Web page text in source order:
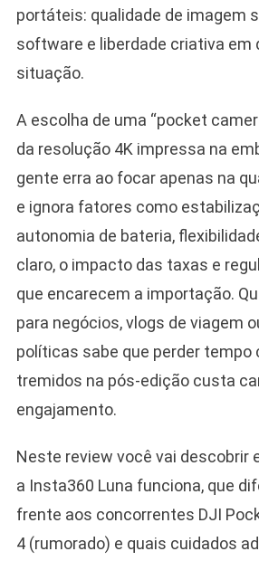
portáteis: qualidade de imagem
software e liberdade criativa em
situação.
A escolha de uma “pocket
da resolução 4K impressa na
gente erra ao focar apenas na
e ignora fatores como
autonomia de bateria,
claro, o impacto das taxas e
que encarecem a importação.
para negócios, vlogs de viagem
políticas sabe que perder tempo
tremidos na pós-edição custa
engajamento.
Neste review você vai descobrir
a Insta360 Luna funciona, que
frente aos concorrentes DJI
4 (rumorado) e quais cuidados